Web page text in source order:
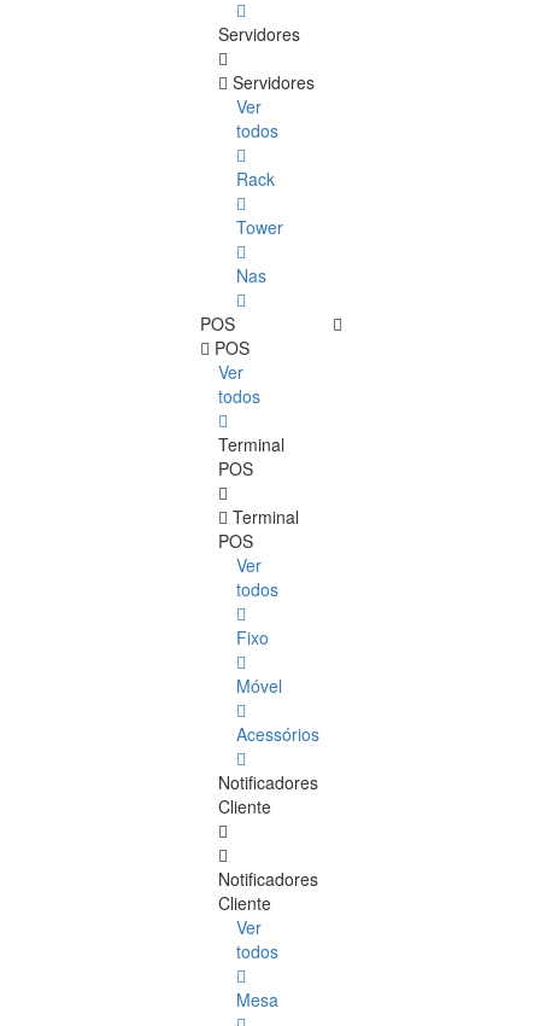
Servidores
Servidores
Ver
todos
Rack
Tower
Nas
POS
POS
Ver
todos
Terminal
POS
Terminal
POS
Ver
todos
Fixo
Móvel
Acessórios
Notificadores
Cliente
Notificadores
Cliente
Ver
todos
Mesa